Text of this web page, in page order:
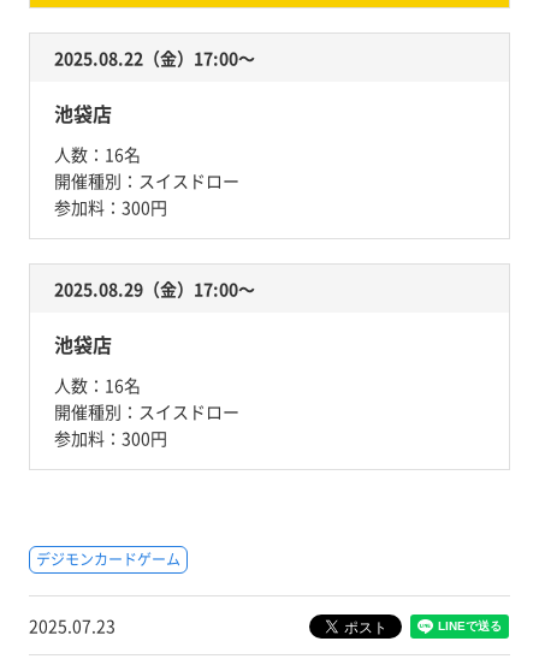
2025.08.22（金）17:00〜
池袋店
人数： 16名
開催種別： スイスドロー
参加料： 300円
2025.08.29（金）17:00〜
池袋店
人数： 16名
開催種別： スイスドロー
参加料： 300円
デジモンカードゲーム
2025.07.23